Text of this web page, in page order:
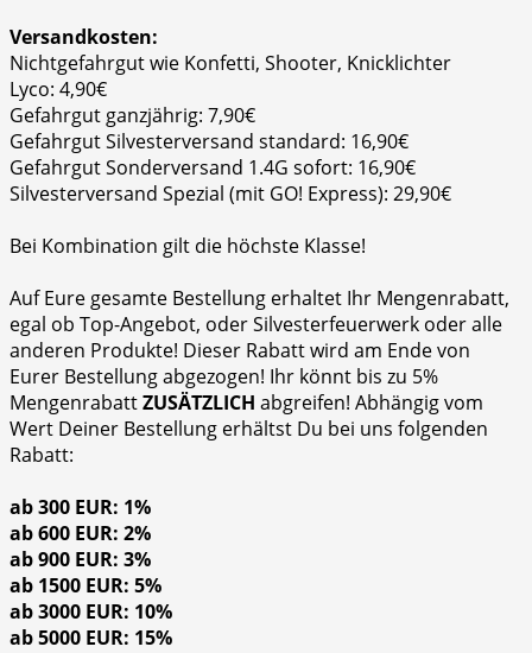
Versandkosten:
Nichtgefahrgut wie Konfetti, Shooter, Knicklichter
Lyco: 4,90€
Gefahrgut ganzjährig: 7,90€
Gefahrgut Silvesterversand standard: 16,90€
Gefahrgut Sonderversand 1.4G sofort: 16,90€
Silvesterversand Spezial (mit GO! Express): 29,90€
Bei Kombination gilt die höchste Klasse!
Auf Eure gesamte Bestellung erhaltet Ihr Mengenrabatt,
egal ob Top-Angebot, oder Silvesterfeuerwerk oder alle
anderen Produkte! Dieser Rabatt wird am Ende von
Eurer Bestellung abgezogen! Ihr könnt bis zu 5%
MengenrabattZUSÄTZLICH abgreifen! Abhängig vom
Wert Deiner Bestellung erhältst Du bei uns folgenden
Rabatt:
ab 300 EUR: 1%
ab 600 EUR: 2%
ab 900 EUR: 3%
ab 1500 EUR: 5%
ab 3000 EUR: 10%
ab 5000 EUR: 15%